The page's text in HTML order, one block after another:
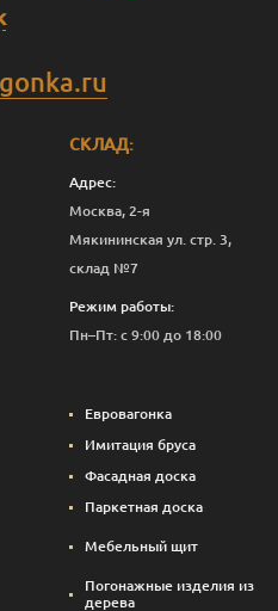
СКЛАД:
Адрес:
Москва, 2-я
Мякининская ул. стр. 3,
склад №7
Режим работы:
Пн–Пт: с 9:00 до 18:00
Евровагонка
Имитация бруса
Фасадная доска
Паркетная доска
Мебельный щит
Погонажные изделия из
дерева